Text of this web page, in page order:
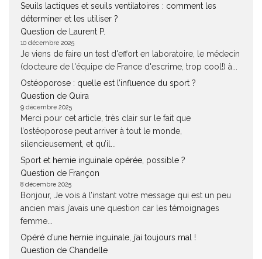
Seuils lactiques et seuils ventilatoires : comment les
déterminer et les utiliser ?
Question de Laurent P.
10 décembre 2025
Je viens de faire un test d'effort en laboratoire, le médecin
(docteure de l'équipe de France d'escrime, trop cool!) à...
Ostéoporose : quelle est l’influence du sport ?
Question de Quira
9 décembre 2025
Merci pour cet article, très clair sur le fait que
l’ostéoporose peut arriver à tout le monde,
silencieusement, et qu’il...
Sport et hernie inguinale opérée, possible ?
Question de Françon
8 décembre 2025
Bonjour, Je vois à l’instant votre message qui est un peu
ancien mais j’avais une question car les témoignages
femme...
Opéré d’une hernie inguinale, j’ai toujours mal !
Question de Chandelle